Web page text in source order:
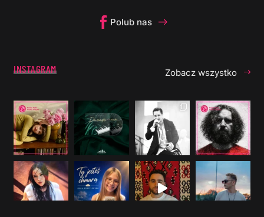
Polub nas
INSTAGRAM Zobacz wszystko